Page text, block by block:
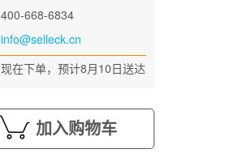
400-668-6834
info@selleck.cn
现在下单，预计8月10日送达
加入购物车